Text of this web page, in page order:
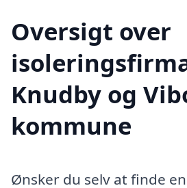
Oversigt over
Knudby og
kommune
Ønsker du selv at finde